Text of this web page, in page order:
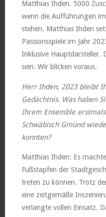
Matthias Ihden. 5000
wenn die Aufführungen
stehen. Matthias Ihden
Passionsspiele im Jahr
Inklusive Hauptdarsteller.
sein. Wir blicken voraus.
Herr Ihden, 2023 bleibt
Gedächtnis. Was haben
Ihrem Ensemble
Schwäbisch Gmünd
konnten?
Matthias Ihden: Es
Fußstapfen der
treten zu können. Trotz
eine zeitgemäße
verlangte vollen Einsatz.